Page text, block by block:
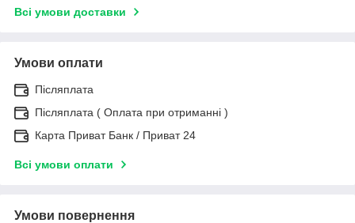
Всі умови доставки
Умови оплати
Післяплата
Післяплата ( Оплата при отриманні )
Карта Приват Банк / Приват 24
Всі умови оплати
Умови повернення